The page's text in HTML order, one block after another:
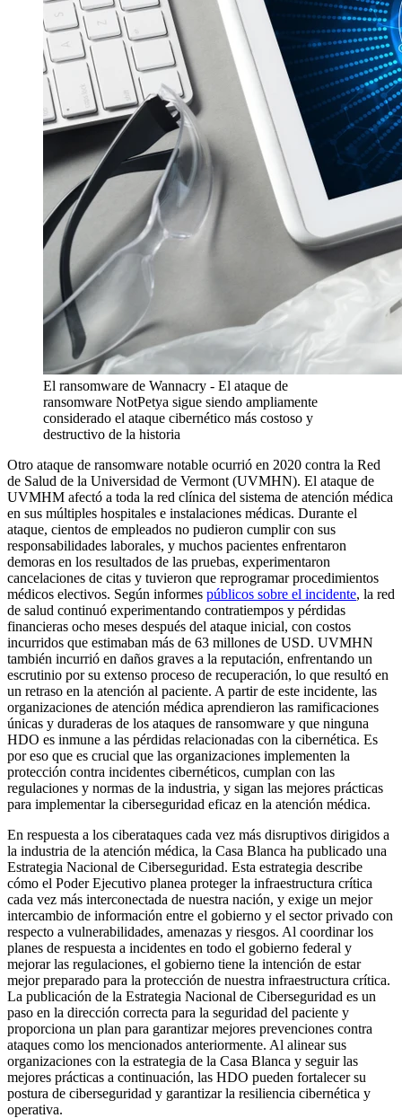
El ransomware de Wannacry - El ataque de
ransomware NotPetya sigue siendo ampliamente
considerado el ataque cibernético más costoso y
destructivo de la historia
Otro ataque de ransomware notable ocurrió en 2020 contra la Red
de Salud de la Universidad de Vermont (UVMHN). El ataque de
UVMHM afectó a toda la red clínica del sistema de atención médica
en sus múltiples hospitales e instalaciones médicas. Durante el
ataque, cientos de empleados no pudieron cumplir con sus
responsabilidades laborales, y muchos pacientes enfrentaron
demoras en los resultados de las pruebas, experimentaron
cancelaciones de citas y tuvieron que reprogramar procedimientos
médicos electivos. Según informes públicos sobre el incidente, la red
de salud continuó experimentando contratiempos y pérdidas
financieras ocho meses después del ataque inicial, con costos
incurridos que estimaban más de 63 millones de USD. UVMHN
también incurrió en daños graves a la reputación, enfrentando un
escrutinio por su extenso proceso de recuperación, lo que resultó en
un retraso en la atención al paciente. A partir de este incidente, las
organizaciones de atención médica aprendieron las ramificaciones
únicas y duraderas de los ataques de ransomware y que ninguna
HDO es inmune a las pérdidas relacionadas con la cibernética. Es
por eso que es crucial que las organizaciones implementen la
protección contra incidentes cibernéticos, cumplan con las
regulaciones y normas de la industria, y sigan las mejores prácticas
para implementar la ciberseguridad eficaz en la atención médica.
En respuesta a los ciberataques cada vez más disruptivos dirigidos a
la industria de la atención médica, la Casa Blanca ha publicado una
Estrategia Nacional de Ciberseguridad. Esta estrategia describe
cómo el Poder Ejecutivo planea proteger la infraestructura crítica
cada vez más interconectada de nuestra nación, y exige un mejor
intercambio de información entre el gobierno y el sector privado con
respecto a vulnerabilidades, amenazas y riesgos. Al coordinar los
planes de respuesta a incidentes en todo el gobierno federal y
mejorar las regulaciones, el gobierno tiene la intención de estar
mejor preparado para la protección de nuestra infraestructura crítica.
La publicación de la Estrategia Nacional de Ciberseguridad es un
paso en la dirección correcta para la seguridad del paciente y
proporciona un plan para garantizar mejores prevenciones contra
ataques como los mencionados anteriormente. Al alinear sus
organizaciones con la estrategia de la Casa Blanca y seguir las
mejores prácticas a continuación, las HDO pueden fortalecer su
postura de ciberseguridad y garantizar la resiliencia cibernética y
operativa.